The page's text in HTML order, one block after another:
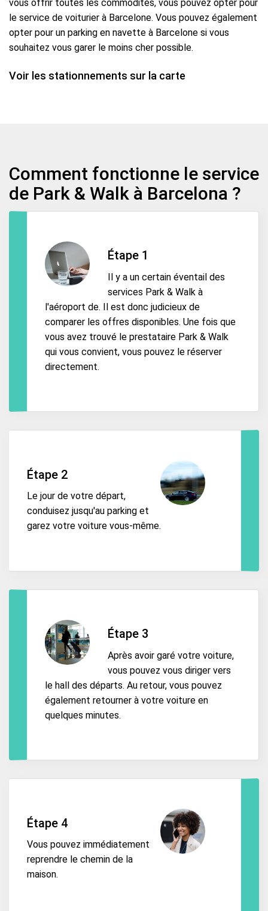
vous offrir toutes les commodités, vous pouvez opter pour
le service de voiturier à Barcelone. Vous pouvez également
opter pour un parking en navette à Barcelone si vous
souhaitez vous garer le moins cher possible.
Voir les stationnements sur la carte
Comment fonctionne le service
de Park & Walk à Barcelona ?
Étape 1
Il y a un certain éventail des
services Park & Walk à
l'aéroport de. Il est donc judicieux de
comparer les offres disponibles. Une fois que
vous avez trouvé le prestataire Park & Walk
qui vous convient, vous pouvez le réserver
directement.
Étape 2
Le jour de votre départ,
conduisez jusqu'au parking et
garez votre voiture vous-même.
Étape 3
Après avoir garé votre voiture,
vous pouvez vous diriger vers
le hall des départs. Au retour, vous pouvez
également retourner à votre voiture en
quelques minutes.
Étape 4
Vous pouvez immédiatement
reprendre le chemin de la
maison.